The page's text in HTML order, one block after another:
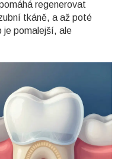
regenerovat
tkáně, a až poté
je pomalejší, ale